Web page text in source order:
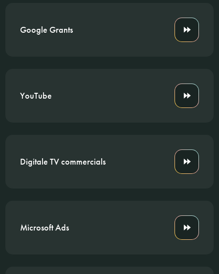
Google Grants
YouTube
Digitale TV commercials
Microsoft Ads